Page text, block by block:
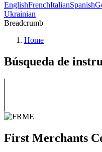
EnglishFrenchItalianSpanish
Ukrainian
Breadcrumb
Home
Búsqueda de
First Merchants